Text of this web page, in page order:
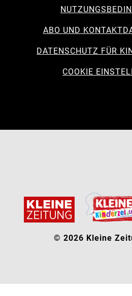
ABO UND KONTAKT
DATENSCHUTZ FÜR
COOKIE
© 2026 Kleine